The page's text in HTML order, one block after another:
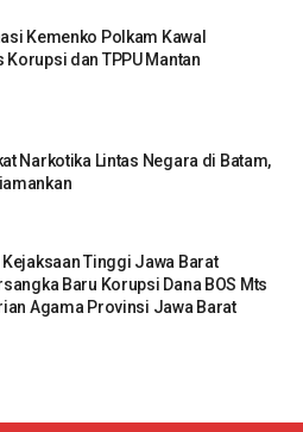
Kemenko Polkam Kawal
Korupsi dan TPPU Mantan
Narkotika Lintas Negara di Batam,
Tinggi Jawa Barat
Baru Korupsi Dana BOS Mts
Agama Provinsi Jawa Barat